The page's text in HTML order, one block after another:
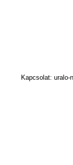
Kapcsolat: uralo-